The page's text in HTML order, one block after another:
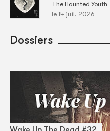
The Haunted Youth
le 14 juil. 2026
Dossiers